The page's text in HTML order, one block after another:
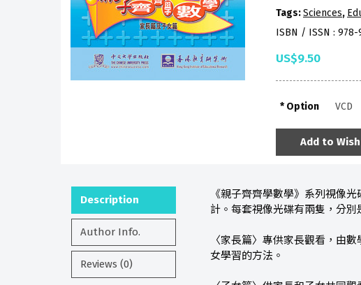
Tags:Sciences,
ISBN / ISSN :
US$9.50
Option
Add to
Description
Author Info.
Reviews (0)
《親子齊齊學數學》系列視像
計。每套視像光碟有兩隻，分別
〈家長篇〉專供家長觀看，由
女學習的方法。